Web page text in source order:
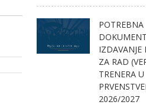
POTREBNA
IZDAVANJE
ZA RAD
TRENERA U
2026/2027